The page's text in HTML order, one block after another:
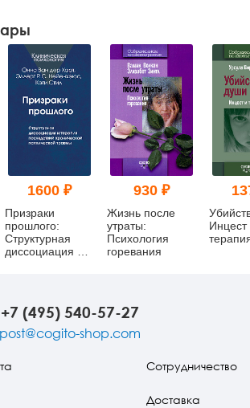
1600 ₽
Призраки
прошлого:
Структурная
диссоциация и
травмы
930 ₽
Жизнь после
утраты:
Психология
горевания
Инцест
+7 (495) 540-57-27
post@cogito-shop.com
Сотрудничество
Доставка